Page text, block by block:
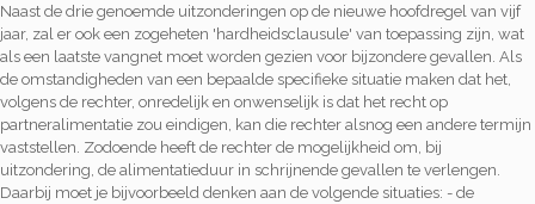
Naast de drie genoemde uitzonderingen op de nieuwe hoofdregel van vijf
jaar, zal er ook een zogeheten 'hardheidsclausule' van toepassing zijn, wat
als een laatste vangnet moet worden gezien voor bijzondere gevallen. Als
de omstandigheden van een bepaalde specifieke situatie maken dat het,
volgens de rechter, onredelijk en onwenselijk is dat het recht op
partneralimentatie zou eindigen, kan die rechter alsnog een andere termijn
vaststellen. Zodoende heeft de rechter de mogelijkheid om, bij
uitzondering, de alimentatieduur in schrijnende gevallen te verlengen.
Daarbij moet je bijvoorbeeld denken aan de volgende situaties: - de